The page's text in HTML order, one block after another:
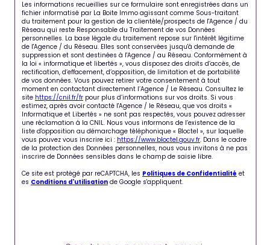
Les informations recueillies sur ce formulaire sont enregistrées dans un
fichier informatisé par La Boite Immo agissant comme Sous-traitant
du traitement pour la gestion de la clientèle/prospects de l'Agence / du
Réseau qui reste Responsable du Traitement de vos Données
personnelles. La base légale du traitement repose sur l'intérêt légitime
de l'Agence / du Réseau. Elles sont conservées jusqu'à demande de
suppression et sont destinées à l'Agence / au Réseau. Conformément à
la loi « informatique et libertés », vous disposez des droits d’accès, de
rectification, d’effacement, d’opposition, de limitation et de portabilité
de vos données. Vous pouvez retirer votre consentement à tout
moment en contactant directement l’Agence / Le Réseau. Consultez le
site https://cnil.fr/fr pour plus d’informations sur vos droits. Si vous
estimez, après avoir contacté l'Agence / le Réseau, que vos droits «
Informatique et Libertés » ne sont pas respectés, vous pouvez adresser
une réclamation à la CNIL. Nous vous informons de l’existence de la
liste d'opposition au démarchage téléphonique « Bloctel », sur laquelle
vous pouvez vous inscrire ici : https://www.bloctel.gouv.fr. Dans le cadre
de la protection des Données personnelles, nous vous invitons à ne pas
inscrire de Données sensibles dans le champ de saisie libre.
Ce site est protégé par reCAPTCHA, les Politiques de Confidentialité et
es Conditions d'utilisation de Google s'appliquent.